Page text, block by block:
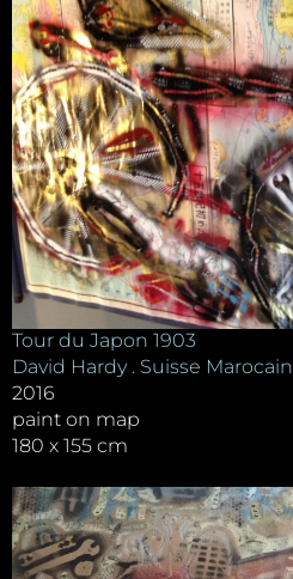
Tour du Japon 1903
David Hardy . Suisse Marocain
2016
paint on map
180 x 155 cm